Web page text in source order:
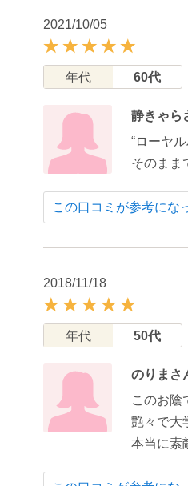
2021/10/05
年代 60代
静きゃら
“ローヤ
そのまま
この口コミが参考にな
2018/11/18
年代 50代
のりまさ
このお陰
艶々で大
本当に素